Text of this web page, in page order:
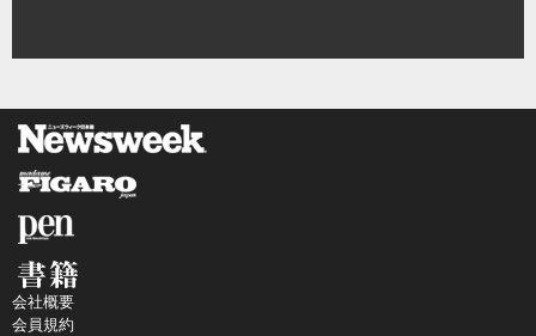
会社概要
会員規約